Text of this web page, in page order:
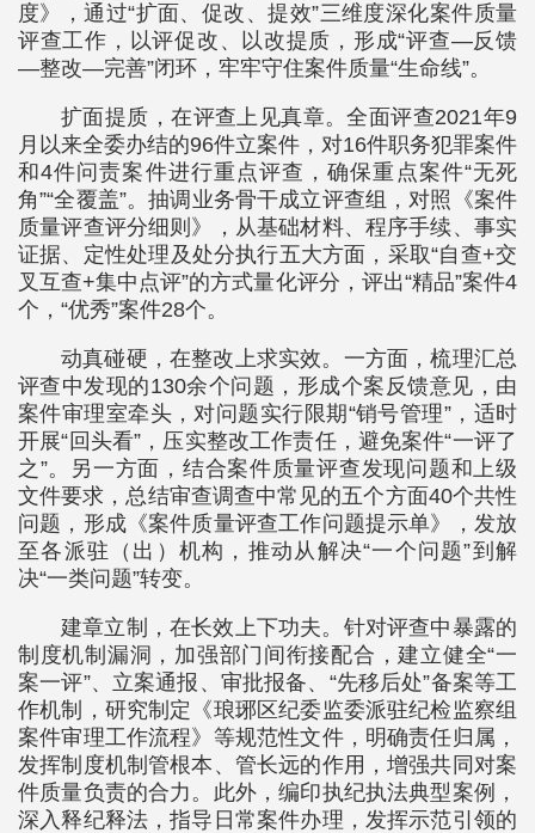
度》，通过“扩面、促改、提效”三维度深化案件质量
评查工作，以评促改、以改提质，形成“评查—反馈
—整改—完善”闭环，牢牢守住案件质量“生命线”。
扩面提质，在评查上见真章。全面评查2021年9
月以来全委办结的96件立案件，对16件职务犯罪案件
和4件问责案件进行重点评查，确保重点案件“无死
角”“全覆盖”。抽调业务骨干成立评查组，对照《案件
质量评查评分细则》，从基础材料、程序手续、事实
证据、定性处理及处分执行五大方面，采取“自查+交
叉互查+集中点评”的方式量化评分，评出“精品”案件4
个，“优秀”案件28个。
动真碰硬，在整改上求实效。一方面，梳理汇总
评查中发现的130余个问题，形成个案反馈意见，由
案件审理室牵头，对问题实行限期“销号管理”，适时
开展“回头看”，压实整改工作责任，避免案件“一评了
之”。另一方面，结合案件质量评查发现问题和上级
文件要求，总结审查调查中常见的五个方面40个共性
问题，形成《案件质量评查工作问题提示单》，发放
至各派驻（出）机构，推动从解决“一个问题”到解
决“一类问题”转变。
建章立制，在长效上下功夫。针对评查中暴露的
制度机制漏洞，加强部门间衔接配合，建立健全“一
案一评”、立案通报、审批报备、“先移后处”备案等工
作机制，研究制定《琅琊区纪委监委派驻纪检监察组
案件审理工作流程》等规范性文件，明确责任归属，
发挥制度机制管根本、管长远的作用，增强共同对案
件质量负责的合力。此外，编印执纪执法典型案例，
深入释纪释法，指导日常案件办理，发挥示范引领的